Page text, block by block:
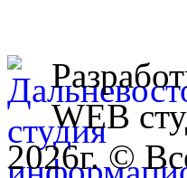
WEB
2026г. ©